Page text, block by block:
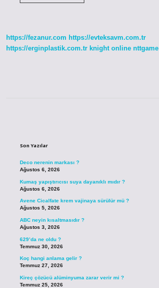
https://fezanur.com https://evteksavm.com.tr
https://erginplastik.com.tr knight online nttgame
Son Yazılar
Deco nerenin markası ?
Ağustos 6, 2026
Kumaş yapıştırıcısı suya dayanıklı mıdır ?
Ağustos 6, 2026
Avene Cicalfate krem vajinaya sürülür mü ?
Ağustos 5, 2026
ABC neyin kısaltmasıdır ?
Ağustos 3, 2026
629’da ne oldu ?
Temmuz 30, 2026
Koç hangi anlama gelir ?
Temmuz 27, 2026
Kireç çözücü alüminyuma zarar verir mi ?
Temmuz 25, 2026